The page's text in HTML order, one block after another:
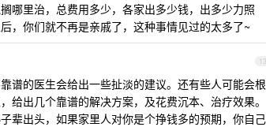
哪里治，总费用多少，各家出多少钱，出多少力照
，你们就不再是亲戚了，这种事情见过的太多了~
13
谱的医生会给出一些扯淡的建议。还有些人可能会根
出几个靠谱的解决方案，及花费沉本、治疗效果。
辈出头，如果家里人对你是个挣钱多的预期，你自己